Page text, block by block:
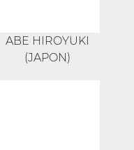
ABE HIROYUKI
(JAPON)